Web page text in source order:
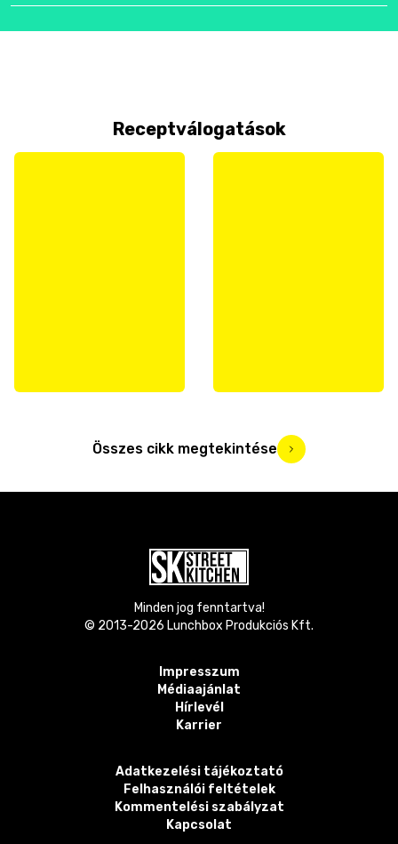
Receptválogatások
Összes cikk megtekintése
Minden jog fenntartva!
© 2013-2026 Lunchbox Produkciós Kft.
Impresszum
Médiaajánlat
Hírlevél
Karrier
Adatkezelési tájékoztató
Felhasználói feltételek
Kommentelési szabályzat
Kapcsolat